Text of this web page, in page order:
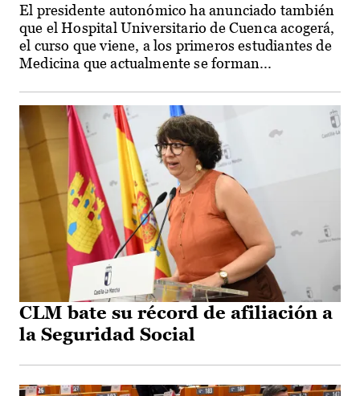
El presidente autonómico ha anunciado también
que el Hospital Universitario de Cuenca acogerá,
el curso que viene, a los primeros estudiantes de
Medicina que actualmente se forman...
CLM bate su récord de afiliación a
la Seguridad Social